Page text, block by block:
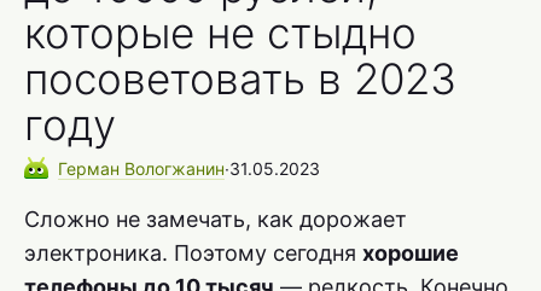
которые не стыдно
посоветовать в 2023
году
Герман Вологжанин∙31.05.2023
Сложно не замечать, как дорожает
электроника. Поэтому сегодня хорошие